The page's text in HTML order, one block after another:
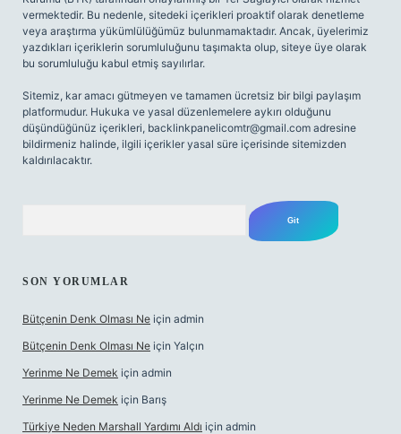
vermektedir. Bu nedenle, sitedeki içerikleri proaktif olarak denetleme
veya araştırma yükümlülüğümüz bulunmamaktadır. Ancak, üyelerimiz
yazdıkları içeriklerin sorumluluğunu taşımakta olup, siteye üye olarak
bu sorumluluğu kabul etmiş sayılırlar.
Sitemiz, kar amacı gütmeyen ve tamamen ücretsiz bir bilgi paylaşım
platformudur. Hukuka ve yasal düzenlemelere aykırı olduğunu
düşündüğünüz içerikleri, backlinkpanelicomtr@gmail.com adresine
bildirmeniz halinde, ilgili içerikler yasal süre içerisinde sitemizden
kaldırılacaktır.
SON YORUMLAR
Bütçenin Denk Olması Ne için admin
Bütçenin Denk Olması Ne için Yalçın
Yerinme Ne Demek için admin
Yerinme Ne Demek için Barış
Türkiye Neden Marshall Yardımı Aldı için admin